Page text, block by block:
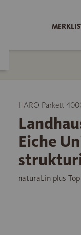
HARO Parkett
Eiche
naturaLin plus